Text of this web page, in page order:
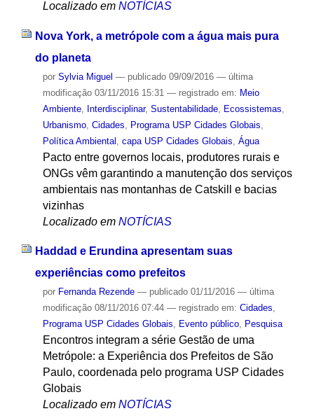
Localizado em NOTÍCIAS
Nova York, a metrópole com a água mais pura
do planeta
por Sylvia Miguel — publicado09/09/2016 — última
modificação03/11/2016 15:31 — registrado em: Meio
Ambiente, Interdisciplinar, Sustentabilidade, Ecossistemas
Urbanismo, Cidades Programa USP Cidades Globais
Política Ambiental capa USP Cidades Globais Água
Pacto entre governos locais, produtores rurais e
ONGs vêm garantindo a manutenção dos serviços
ambientais nas montanhas de Catskill e bacias
vizinhas
Localizado em NOTÍCIAS
Haddad e Erundina apresentam suas
experiências como prefeitos
por Fernanda Rezende — publicado01/11/2016 — última
modificação08/11/2016 07:44 — registrado em: Cidades,
Programa USP Cidades Globais, Evento público, Pesquisa
Encontros integram a série Gestão de uma
Metrópole: a Experiência dos Prefeitos de São
Paulo, coordenada pelo programa USP Cidades
Globais
Localizado em NOTÍCIAS